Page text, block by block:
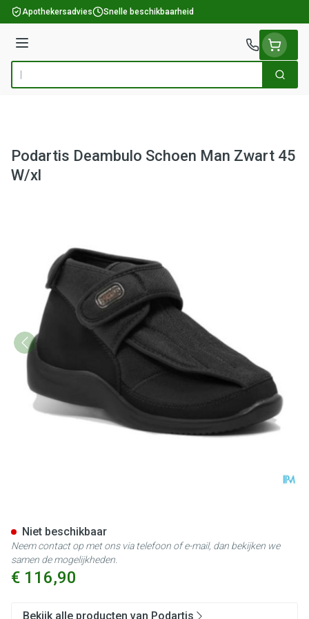
Ga naar de inhoud
Apothekersadvies Snelle beschikbaarheid
Menu
Product, merk, categorie... Zoek
Podartis Deambulo Schoen Man Zwart 45
W/xl
€ 116,90
Niet beschikbaar
Neem contact op met ons via telefoon of e-mail, dan bekijken we
samen de mogelijkheden.
Bekijk alle producten van Podartis